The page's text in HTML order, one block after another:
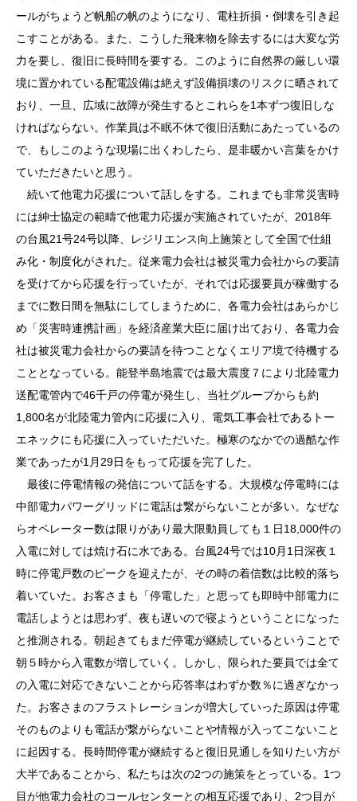
ールがちょうど帆船の帆のようになり、電柱折損・倒壊を引き起
こすことがある。また、こうした飛来物を除去するには大変な労
力を要し、復旧に長時間を要する。このように自然界の厳しい環
境に置かれている配電設備は絶えず設備損壊のリスクに晒されて
おり、一旦、広域に故障が発生するとこれらを1本ずつ復旧しな
ければならない。作業員は不眠不休で復旧活動にあたっているの
で、もしこのような現場に出くわしたら、是非暖かい言葉をかけ
ていただきたいと思う。
続いて他電力応援について話しをする。これまでも非常災害時
には紳士協定の範疇で他電力応援が実施されていたが、2018年
の台風21号24号以降、レジリエンス向上施策として全国で仕組
み化・制度化がされた。従来電力会社は被災電力会社からの要請
を受けてから応援を行っていたが、それでは応援要員が稼働する
までに数日間を無駄にしてしまうために、各電力会社はあらかじ
め「災害時連携計画」を経済産業大臣に届け出ており、各電力会
社は被災電力会社からの要請を待つことなくエリア境で待機する
こととなっている。能登半島地震では最大震度７により北陸電力
送配電管内で46千戸の停電が発生し、当社グループからも約
1,800名が北陸電力管内に応援に入り、電気工事会社であるトー
エネックにも応援に入っていただいた。極寒のなかでの過酷な作
業であったが1月29日をもって応援を完了した。
最後に停電情報の発信について話をする。大規模な停電時には
中部電力パワーグリッドに電話は繋がらないことが多い。なぜな
らオペレーター数は限りがあり最大限動員しても１日18,000件の
入電に対しては焼け石に水である。台風24号では10月1日深夜１
時に停電戸数のピークを迎えたが、その時の着信数は比較的落ち
着いていた。お客さまも「停電した」と思っても即時中部電力に
電話しようとは思わず、夜も遅いので寝ようということになった
と推測される。朝起きてもまだ停電が継続しているということで
朝５時から入電数が増していく。しかし、限られた要員では全て
の入電に対応できないことから応答率はわずか数％に過ぎなかっ
た。お客さまのフラストレーションが増大していった原因は停電
そのものよりも電話が繋がらないことや情報が入ってこないこと
に起因する。長時間停電が継続すると復旧見通しを知りたい方が
大半であることから、私たちは次の2つの施策をとっている。1つ
目が他電力会社のコールセンターとの相互応援であり、2つ目が